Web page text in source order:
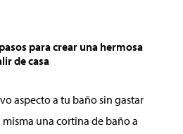
para crear una hermosa
de casa
aspecto a tu baño sin gastar
una cortina de baño a